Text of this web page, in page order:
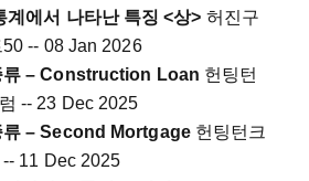
계에서 나타난 특징 <상> 허진구
-- 08 Jan 2026
류 – Construction Loan 헌팅턴
-- 23 Dec 2025
류 – Second Mortgage헌팅턴크
11 Dec 2025